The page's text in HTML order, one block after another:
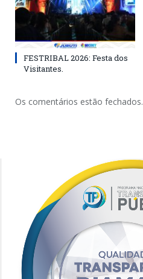
FESTRIBAL 2026: Festa dos
Visitantes.
Os comentários estão fechados.